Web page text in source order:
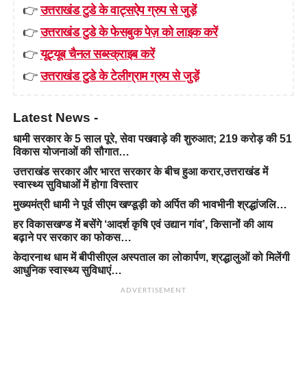
👉उत्तराखंड टुडे के वाट्सऐप ग्रुप से जुड़ें
👉उत्तराखंड टुडे के फेसबुक पेज़ को लाइक करें
👉यूट्यूब चैनल सब्स्क्राइब करें
👉उत्तराखंड टुडे के टेलीग्राम ग्रुप से जुड़ें
Latest News -
धामी सरकार के 5 साल पूरे, सेवा पखवाड़े की शुरुआत; 219 करोड़ की 51
विकास योजनाओं की सौगात…
उत्तराखंड सरकार और भारत सरकार के बीच हुआ करार,उत्तराखंड में
स्वास्थ्य सुविधाओं में होगा विस्तार
मुख्यमंत्री धामी ने पूर्व सीएम खण्डूड़ी को अर्पित की भावभीनी श्रद्धांजलि…
हर विकासखण्ड में बसेंगे ‘आदर्श कृषि एवं उद्यान गांव’, किसानों की आय
बढ़ाने पर सरकार का फोकस…
केदारनाथ धाम में बीपीसीएल अस्पताल का लोकार्पण, श्रद्धालुओं को मिलेंगी
आधुनिक स्वास्थ्य सुविधाएं…
ADVERTISEMENT